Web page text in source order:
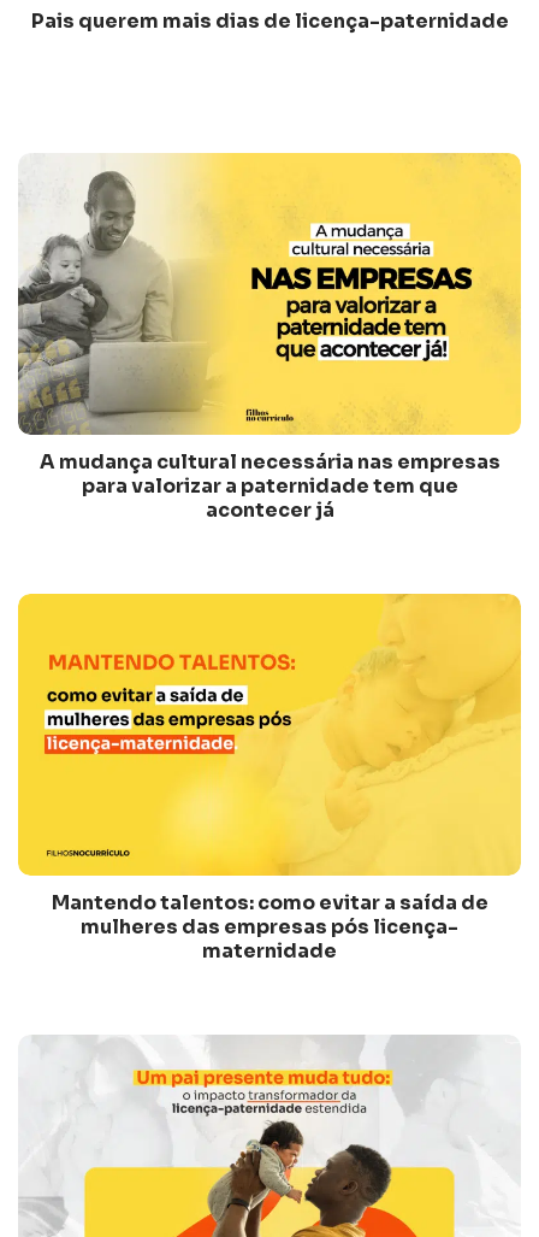
Pais querem mais dias de licença-paternidade
A mudança cultural necessária nas empresas
para valorizar a paternidade tem que
acontecer já
Mantendo talentos: como evitar a saída de
mulheres das empresas pós licença-
maternidade